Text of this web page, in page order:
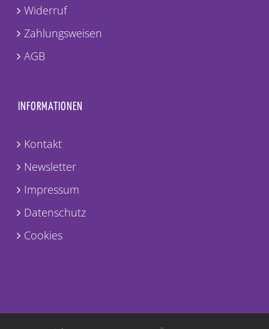
Widerruf
Zahlungsweisen
AGB
INFORMATIONEN
Kontakt
Newsletter
Impressum
Datenschutz
Cookies